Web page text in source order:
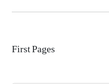
First Pages